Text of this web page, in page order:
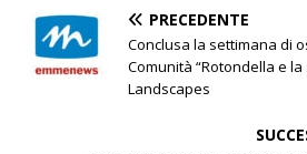
PRECEDENTE
Conclusa la settimana di
Comunità “Rotondella e
Landscapes